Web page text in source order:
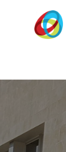
contenido